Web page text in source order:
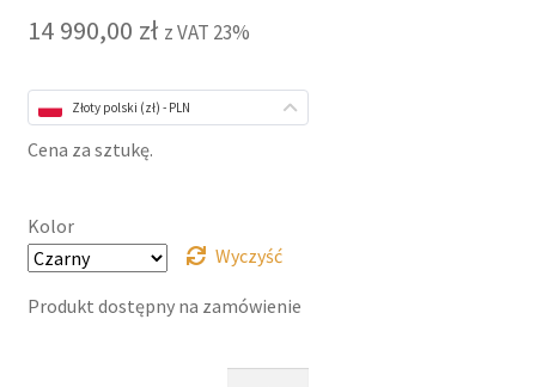
14 990,00 zł z VAT 23%
Złoty polski (zł) - PLN
Cena za sztukę.
Kolor
Wyczyść
Produkt dostępny na zamówienie